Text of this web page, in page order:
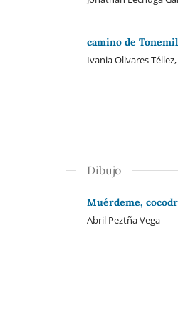
camino de
Ivania Olivares
Dibujo
Muérdeme,
Abril Peztña Vega